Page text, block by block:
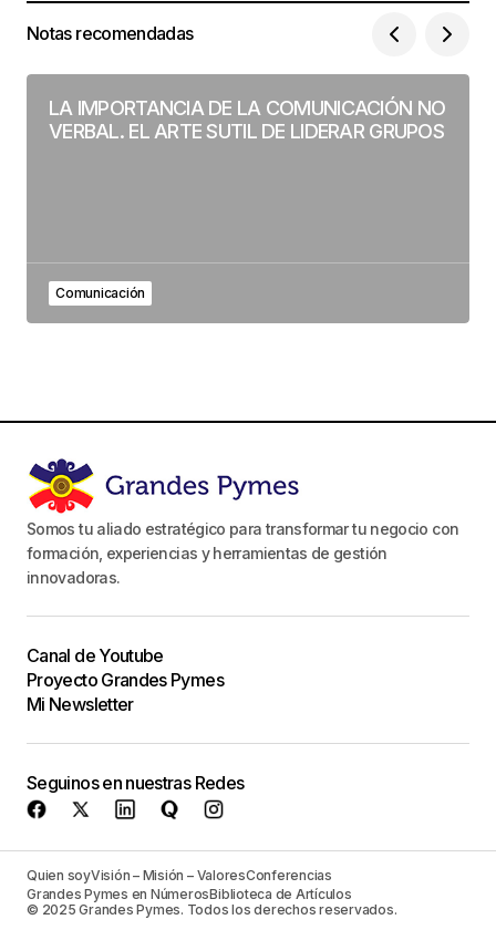
Notas recomendadas
LA IMPORTANCIA DE LA COMUNICACIÓN NO
VERBAL. EL ARTE SUTIL DE LIDERAR GRUPOS
Comunicación
Somos tu aliado estratégico para transformar tu negocio con
formación, experiencias y herramientas de gestión
innovadoras.
Canal de Youtube
Proyecto Grandes Pymes
Mi Newsletter
Seguinos en nuestras Redes
Quien soyVisión – Misión – ValoresConferencias
Grandes Pymes en NúmerosBiblioteca de Artículos
© 2025 Grandes Pymes. Todos los derechos reservados.